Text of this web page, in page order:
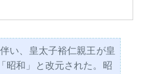
い、皇太子裕仁親王が皇
昭和」と改元された。昭